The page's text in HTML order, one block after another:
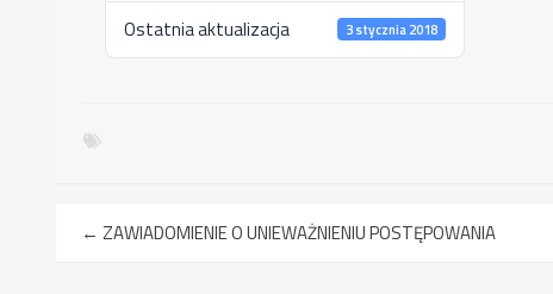
Ostatnia aktualizacja 3 stycznia 2018
← ZAWIADOMIENIE O UNIEWAŻNIENIU POSTĘPOWANIA